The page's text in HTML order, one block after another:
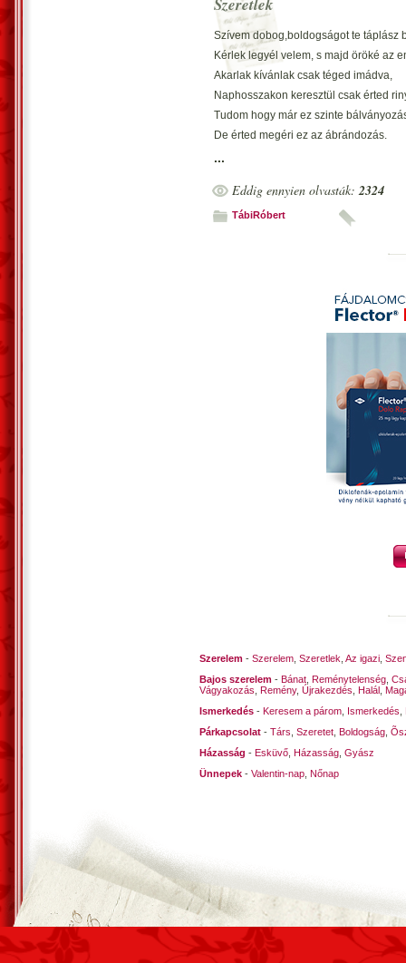
ez már több egy vágynál.
Szeretlek
Szívem dobog,boldogságot te táplász
Kérlek legyél velem, s majd öröké az
Akarlak kívánlak csak téged imádva,
Naphosszakon keresztül csak érted
Tudom hogy már ez szinte
De érted megéri ez az ábrándozás.
Az én egyetlen édes kiscicám.
...
Eddig ennyien olvasták:2324
TábiRóbert
Szerelem - Szerelem Szeretlek Az igazi
Bajos szerelem - Bánat Reménytelenség
Vágyakozás Remény, Újrakezdés Halál
Ismerkedés - Keresem a párom Ismerkedés
Párkapcsolat - Társ Szeretet Boldogság
Házasság - Esküvő Házasság Gyász
Ünnepek - Valentin-nap Nőnap